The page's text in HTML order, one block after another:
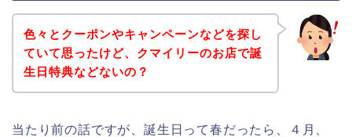
色々とクーポンやキャンペーンなどを探し
ていて思ったけど、クマイリーのお店で誕
生日特典などないの？
当たり前の話ですが、誕生日って春だったら、４月、